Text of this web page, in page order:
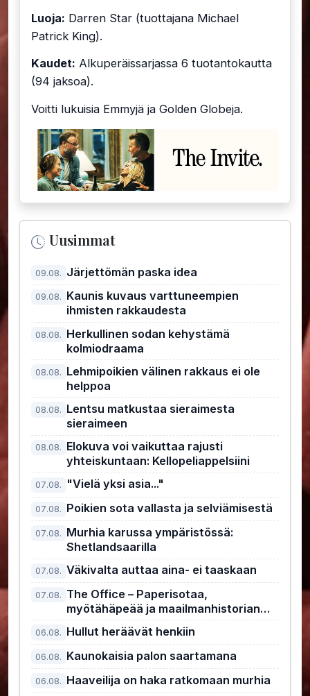
Luoja: Darren Star (tuottajana Michael
Patrick King).
Kaudet: Alkuperäissarjassa 6 tuotantokautta
(94 jaksoa).
Voitti lukuisia Emmyjä ja Golden Globeja.
Uusimmat
09.08. Järjettömän paska idea
09.08. Kaunis kuvaus varttuneempien
ihmisten rakkaudesta
08.08. Herkullinen sodan kehystämä
kolmiodraama
08.08. Lehmipoikien välinen rakkaus ei ole
helppoa
08.08. Lentsu matkustaa sieraimesta
sieraimeen
08.08. Elokuva voi vaikuttaa rajusti
yhteiskuntaan: Kellopeliappelsiini
07.08. "Vielä yksi asia..."
07.08. Poikien sota vallasta ja selviämisestä
07.08. Murhia karussa ympäristössä:
Shetlandsaarilla
07.08. Väkivalta auttaa aina- ei taaskaan
07.08. The Office – Paperisotaa,
myötähäpeää ja maailmanhistorian
kiusallisin pomo
06.08. Hullut heräävät henkiin
06.08. Kaunokaisia palon saartamana
06.08. Haaveilija on haka ratkomaan murhia